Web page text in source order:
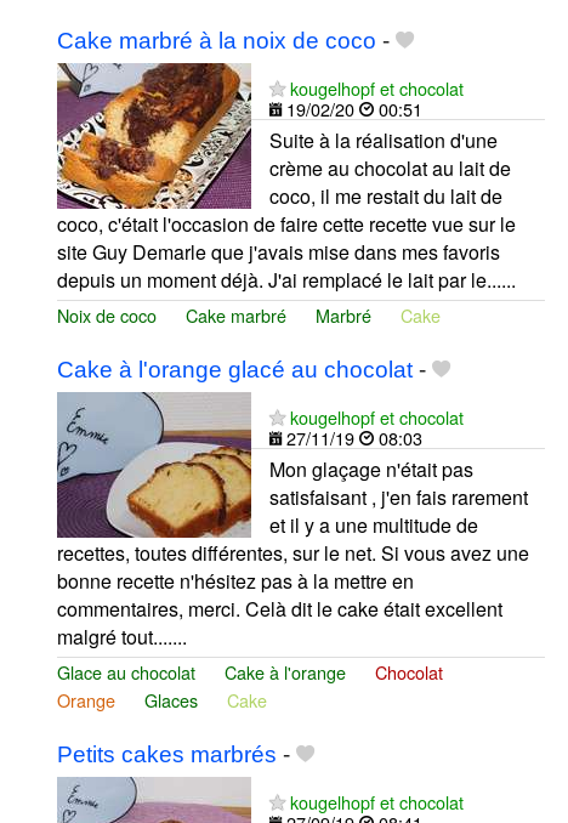
Cake marbré à la noix de coco -
kougelhopf et chocolat
19/02/20
00:51
Suite à la réalisation d'une
crème au chocolat au lait de
coco, il me restait du lait de
coco, c'était l'occasion de faire cette recette vue sur le
site Guy Demarle que j'avais mise dans mes favoris
depuis un moment déjà. J'ai remplacé le lait par le......
Noix de coco Cake marbré Marbré Cake
Cake à l'orange glacé au chocolat -
kougelhopf et chocolat
27/11/19
08:03
Mon glaçage n'était pas
satisfaisant , j'en fais rarement
et il y a une multitude de
recettes, toutes différentes, sur le net. Si vous avez une
bonne recette n'hésitez pas à la mettre en
commentaires, merci. Celà dit le cake était excellent
malgré tout.......
Glace au chocolat Cake à l'orange
Chocolat
Orange
Glaces Cake
Petits cakes marbrés -
kougelhopf et chocolat